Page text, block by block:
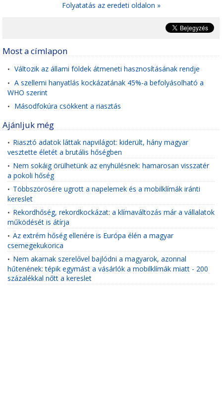
Folyatatás az eredeti oldalon »
Most a címlapon
• Változik az állami földek átmeneti hasznosításának rendje
• A szellemi hanyatlás kockázatának 45%-a befolyásolható a
WHO szerint
• Másodfokúra csökkent a riasztás
Ajánljuk még
• Riasztó adatok láttak napvilágot: kiderült, hány magyar
vesztette életét a brutális hőségben
• Nem sokáig örülhetünk az enyhülésnek: hamarosan visszatér
a pokoli hőség
• Többszörösére ugrott a napelemek és a mobilklímák iránti
kereslet
• Rekordhőség, rekordkockázat: a klímaváltozás már a vállalatok
működését is átírja
• Az extrém hőség ellenére is Európa élén a magyar
csemegekukorica
• Nem akarnak szerelővel bajlódni a magyarok, azonnal
hűtenének: tépik egymást a vásárlók a mobilklímák miatt - 200
százalékkal nőtt a kereslet